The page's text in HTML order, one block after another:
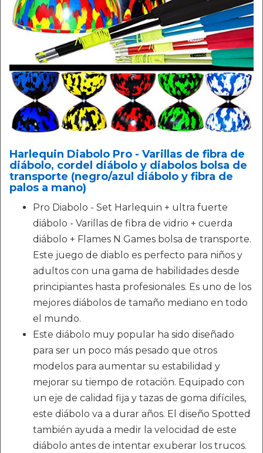
Harlequin Diabolo Pro - Varillas de fibra de
diábolo, cordel diábolo y diabolos bolsa de
transporte (negro/azul diábolo y fibra de
palos a mano)
Pro Diabolo - Set Harlequin + ultra fuerte
diábolo - Varillas de fibra de vidrio + cuerda
diábolo + Flames N Games bolsa de transporte.
Este juego de diablo es perfecto para niños y
adultos con una gama de habilidades desde
principiantes hasta profesionales. Es uno de los
mejores diábolos de tamaño mediano en todo
el mundo.
Este diábolo muy popular ha sido diseñado
para ser un poco más pesado que otros
modelos para aumentar su estabilidad y
mejorar su tiempo de rotación. Equipado con
un eje de calidad fija y tazas de goma difíciles,
este diábolo va a durar años. El diseño Spotted
también ayuda a medir la velocidad de este
diábolo antes de intentar exuberar los trucos.